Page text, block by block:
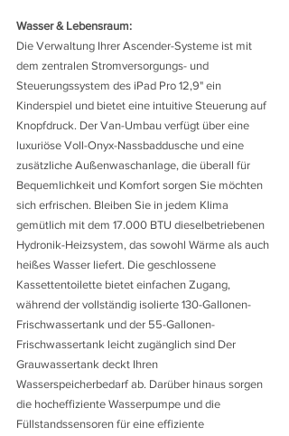
Wasser & Lebensraum:
Die Verwaltung Ihrer Ascender-Systeme ist mit
dem zentralen Stromversorgungs- und
Steuerungssystem des iPad Pro 12,9" ein
Kinderspiel und bietet eine intuitive Steuerung auf
Knopfdruck. Der Van-Umbau verfügt über eine
luxuriöse Voll-Onyx-Nassbaddusche und eine
zusätzliche Außenwaschanlage, die überall für
Bequemlichkeit und Komfort sorgen Sie möchten
sich erfrischen. Bleiben Sie in jedem Klima
gemütlich mit dem 17.000 BTU dieselbetriebenen
Hydronik-Heizsystem, das sowohl Wärme als auch
heißes Wasser liefert. Die geschlossene
Kassettentoilette bietet einfachen Zugang,
während der vollständig isolierte 130-Gallonen-
Frischwassertank und der 55-Gallonen-
Frischwassertank leicht zugänglich sind Der
Grauwassertank deckt Ihren
Wasserspeicherbedarf ab. Darüber hinaus sorgen
die hocheffiziente Wasserpumpe und die
Füllstandssensoren für eine effiziente